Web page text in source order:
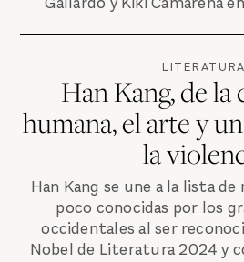
LITERATURA
Han Kang, de
humana, el arte y
la
Han Kang se une a la lista
poco conocidas por los
occidentales al ser
Nobel de Literatura 2024 y